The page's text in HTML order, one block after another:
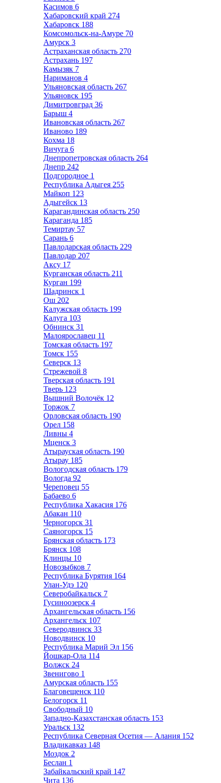
Касимов 6
Хабаровский край 274
Хабаровск 188
Комсомольск-на-Амуре 70
Амурск 3
Астраханская область 270
Астрахань 197
Камызяк 7
Нариманов 4
Ульяновская область 267
Ульяновск 195
Димитровград 36
Барыш 4
Ивановская область 267
Иваново 189
Кохма 18
Вичуга 6
Днепропетровская область 264
Днепр 242
Подгородное 1
Республика Адыгея 255
Майкоп 123
Адыгейск 13
Карагандинская область 250
Караганда 185
Темиртау 57
Сарань 6
Павлодарская область 229
Павлодар 207
Аксу 17
Курганская область 211
Курган 199
Шадринск 1
Ош 202
Калужская область 199
Калуга 103
Обнинск 31
Малоярославец 11
Томская область 197
Томск 155
Северск 13
Стрежевой 8
Тверская область 191
Тверь 123
Вышний Волочёк 12
Торжок 7
Орловская область 190
Орел 158
Ливны 4
Мценск 3
Атырауская область 190
Атырау 185
Вологодская область 179
Вологда 92
Череповец 55
Бабаево 6
Республика Хакасия 176
Абакан 110
Черногорск 31
Саяногорск 15
Брянская область 173
Брянск 108
Клинцы 10
Новозыбков 7
Республика Бурятия 164
Улан-Удэ 120
Северобайкальск 7
Гусиноозерск 4
Архангельская область 156
Архангельск 107
Северодвинск 33
Новодвинск 10
Республика Марий Эл 156
Йошкар-Ола 114
Волжск 24
Звенигово 1
Амурская область 155
Благовещенск 110
Белогорск 11
Свободный 10
Западно-Казахстанская область 153
Уральск 132
Республика Северная Осетия — Алания 152
Владикавказ 148
Моздок 2
Беслан 1
Забайкальский край 147
Чита 136